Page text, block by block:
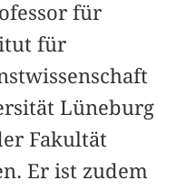
für
für
Lüneburg
Fakultät
Er ist zudem